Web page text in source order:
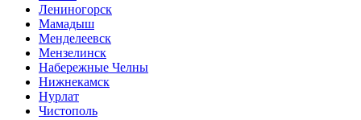
Лениногорск
Мамадыш
Менделеевск
Мензелинск
Набережные Челны
Нижнекамск
Нурлат
Чистополь